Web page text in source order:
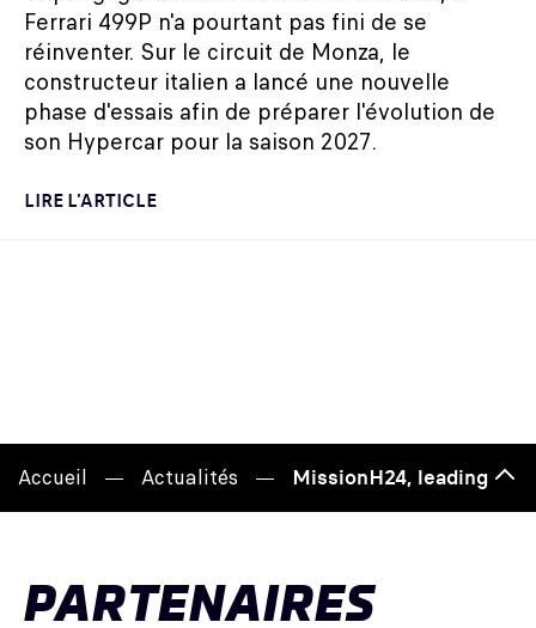
Ferrari 499P n'a pourtant pas fini de se
réinventer. Sur le circuit de Monza, le
constructeur italien a lancé une nouvelle
phase d'essais afin de préparer l'évolution de
son Hypercar pour la saison 2027.
LIRE L'ARTICLE
Accueil Actualités MissionH24, leading car
de
PARTENAIRES